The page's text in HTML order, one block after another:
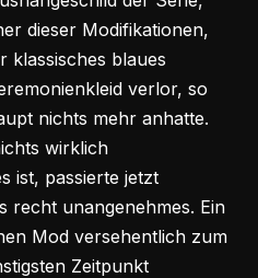
dieser Modifikationen,
klassisches blaues
verlor, so
nichts mehr anhatte.
wirklich
ist, passierte jetzt
recht unangenehmes. Ein
Mod versehentlich zum
Zeitpunkt